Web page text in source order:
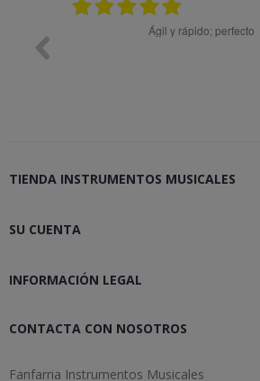
08.05.2026
Muy bien
TIENDA INSTRUMENTOS MUSICALES
SU CUENTA
INFORMACIÓN LEGAL
CONTACTA CON NOSOTROS
Fanfarria Instrumentos Musicales